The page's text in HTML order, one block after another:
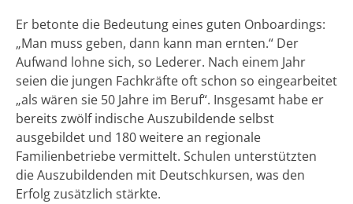
Er betonte die Bedeutung eines guten Onboardings:
„Man muss geben, dann kann man ernten.“ Der
Aufwand lohne sich, so Lederer. Nach einem Jahr
seien die jungen Fachkräfte oft schon so eingearbeitet
„als wären sie 50 Jahre im Beruf“. Insgesamt habe er
bereits zwölf indische Auszubildende selbst
ausgebildet und 180 weitere an regionale
Familienbetriebe vermittelt. Schulen unterstützten
die Auszubildenden mit Deutschkursen, was den
Erfolg zusätzlich stärkte.